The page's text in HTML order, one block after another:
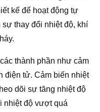
kế để hoạt động tự
thay đổi nhiệt độ, khí
thành phần như cảm
điện tử. Cảm biến nhiệt
dõi sự tăng nhiệt độ
nhiệt độ vượt quá